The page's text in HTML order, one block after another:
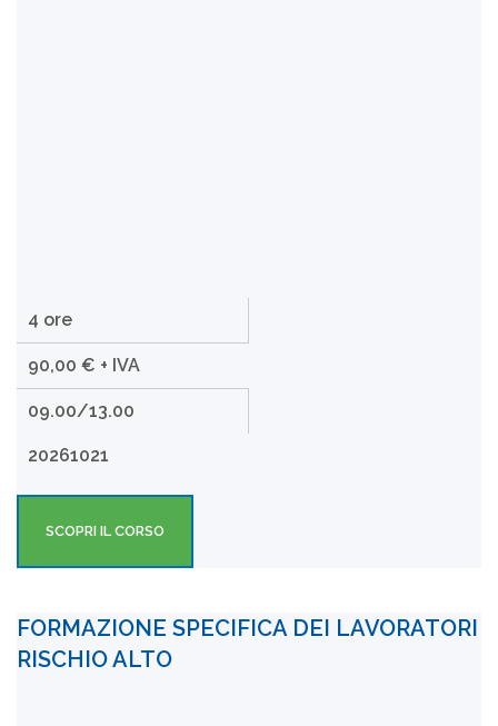
4 ore
90,00 € + IVA
09.00/13.00
20261021
SCOPRI IL CORSO
FORMAZIONE SPECIFICA DEI LAVORATORI
RISCHIO ALTO